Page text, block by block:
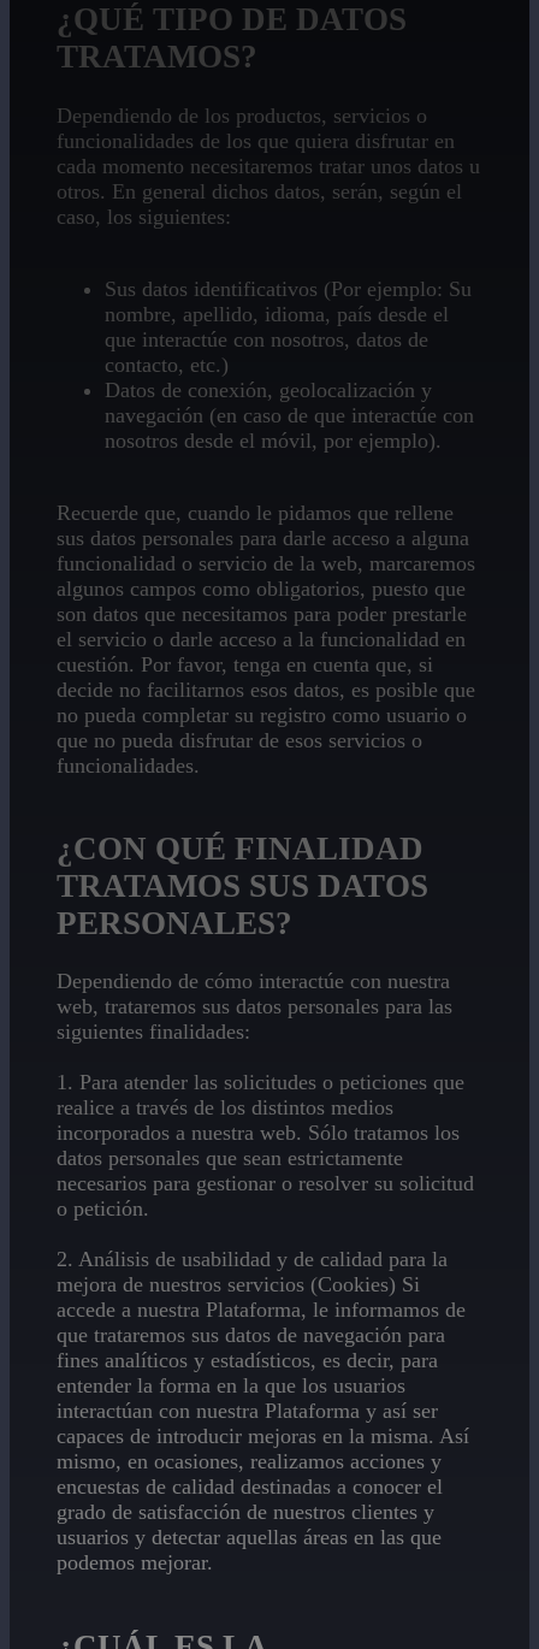
¿QUÉ TIPO DE DATOS
TRATAMOS?
Dependiendo de los productos, servicios o
funcionalidades de los que quiera disfrutar en
cada momento necesitaremos tratar unos datos u
otros. En general dichos datos, serán, según el
caso, los siguientes:
Sus datos identificativos (Por ejemplo: Su
nombre, apellido, idioma, país desde el
que interactúe con nosotros, datos de
contacto, etc.)
Datos de conexión, geolocalización y
navegación (en caso de que interactúe con
nosotros desde el móvil, por ejemplo).
Recuerde que, cuando le pidamos que rellene
sus datos personales para darle acceso a alguna
funcionalidad o servicio de la web, marcaremos
algunos campos como obligatorios, puesto que
son datos que necesitamos para poder prestarle
el servicio o darle acceso a la funcionalidad en
cuestión. Por favor, tenga en cuenta que, si
decide no facilitarnos esos datos, es posible que
no pueda completar su registro como usuario o
que no pueda disfrutar de esos servicios o
funcionalidades.
¿CON QUÉ FINALIDAD
TRATAMOS SUS DATOS
PERSONALES?
Dependiendo de cómo interactúe con nuestra
web, trataremos sus datos personales para las
siguientes finalidades:
1. Para atender las solicitudes o peticiones que
realice a través de los distintos medios
incorporados a nuestra web. Sólo tratamos los
datos personales que sean estrictamente
necesarios para gestionar o resolver su solicitud
o petición.
2. Análisis de usabilidad y de calidad para la
mejora de nuestros servicios (Cookies) Si
accede a nuestra Plataforma, le informamos de
que trataremos sus datos de navegación para
fines analíticos y estadísticos, es decir, para
entender la forma en la que los usuarios
interactúan con nuestra Plataforma y así ser
capaces de introducir mejoras en la misma. Así
mismo, en ocasiones, realizamos acciones y
encuestas de calidad destinadas a conocer el
grado de satisfacción de nuestros clientes y
usuarios y detectar aquellas áreas en las que
podemos mejorar.